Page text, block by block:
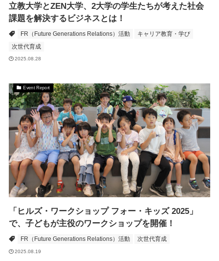
立教大学とZEN大学、2大学の学生たちが考えた社会
課題を解決するビジネスとは！
FR（Future Generations Relations）活動
キャリア教育・学び
次世代育成
2025.08.28
Event Report
「ヒルズ・ワークショップ フォー・キッズ 2025」
で、子どもが主役のワークショップを開催！
FR（Future Generations Relations）活動 次世代育成
2025.08.19